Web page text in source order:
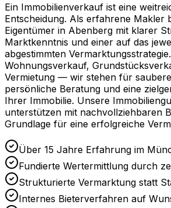
Ein Immobilienverkauf ist eine
Entscheidung. Als erfahrene Makler
Eigentümer in Abenberg mit klarer
Marktkenntnis und einer auf das
abgestimmten
Wohnungsverkauf,
Vermietung — wir stehen für
persönliche Beratung und eine
Ihrer Immobilie. Unsere
unterstützen mit nachvollziehbaren
Grundlage für eine erfolgreiche
Über 15 Jahre Erfahrung im
Fundierte Wertermittlung durch
Strukturierte Vermarktung statt
Internes Bieterverfahren auf